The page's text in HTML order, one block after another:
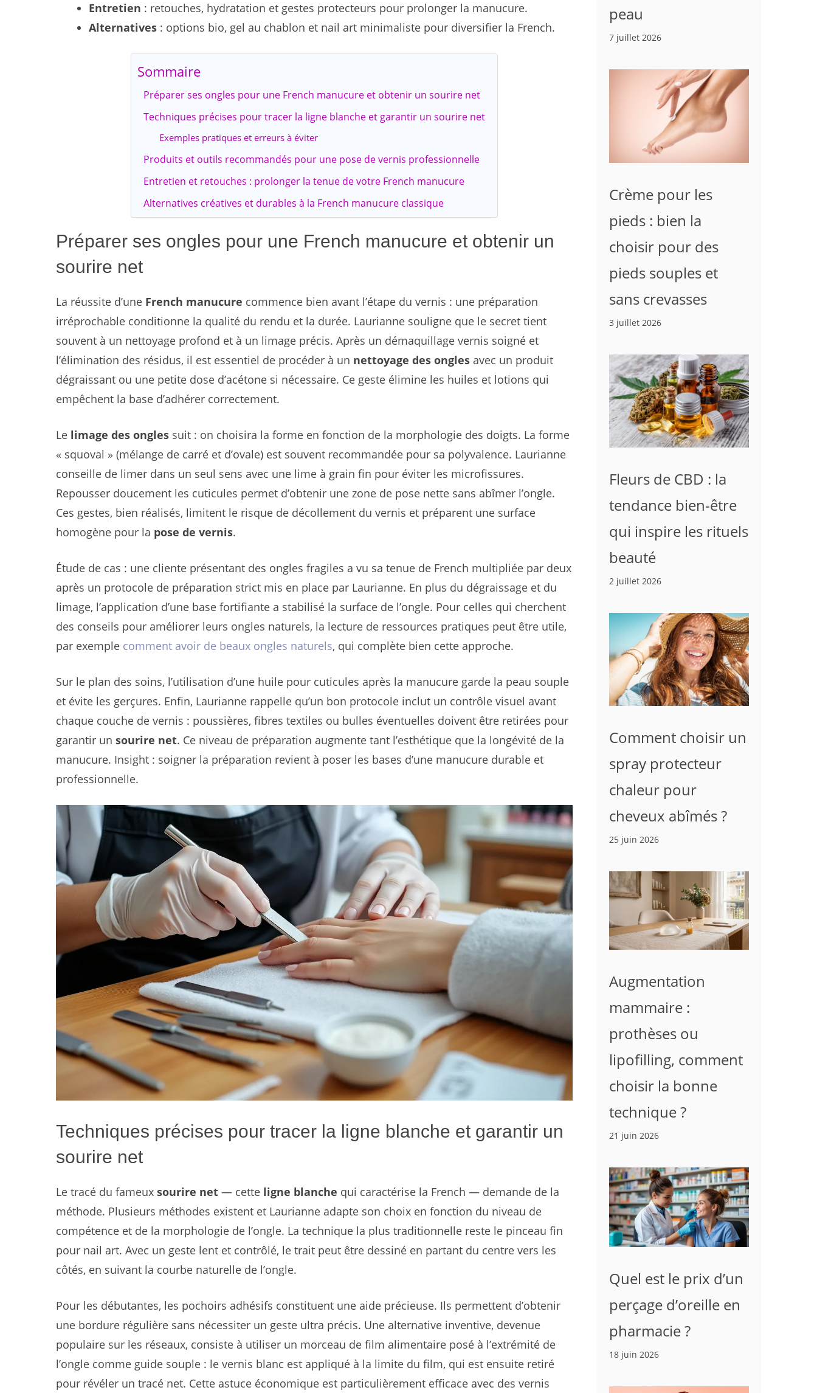
Entretien : retouches, hydratation et gestes protecteurs pour prolonger la manucure.
Alternatives : options bio, gel au chablon et nail art minimaliste pour diversifier la French.
Sommaire
Préparer ses ongles pour une French manucure et obtenir un sourire net
Techniques précises pour tracer la ligne blanche et garantir un sourire net
Exemples pratiques et erreurs à éviter
Produits et outils recommandés pour une pose de vernis professionnelle
Entretien et retouches : prolonger la tenue de votre French manucure
Alternatives créatives et durables à la French manucure classique
Préparer ses ongles pour une French manucure et obtenir un
sourire net
La réussite d’une French manucure commence bien avant l’étape du vernis : une préparation
irréprochable conditionne la qualité du rendu et la durée. Laurianne souligne que le secret tient
souvent à un nettoyage profond et à un limage précis. Après un démaquillage vernis soigné et
l’élimination des résidus, il est essentiel de procéder à un nettoyage des ongles avec un produit
dégraissant ou une petite dose d’acétone si nécessaire. Ce geste élimine les huiles et lotions qui
empêchent la base d’adhérer correctement.
Le limage des ongles suit : on choisira la forme en fonction de la morphologie des doigts. La forme
« squoval » (mélange de carré et d’ovale) est souvent recommandée pour sa polyvalence. Laurianne
conseille de limer dans un seul sens avec une lime à grain fin pour éviter les microfissures.
Repousser doucement les cuticules permet d’obtenir une zone de pose nette sans abîmer l’ongle.
Ces gestes, bien réalisés, limitent le risque de décollement du vernis et préparent une surface
homogène pour la pose de vernis.
Étude de cas : une cliente présentant des ongles fragiles a vu sa tenue de French multipliée par deux
après un protocole de préparation strict mis en place par Laurianne. En plus du dégraissage et du
limage, l’application d’une base fortifiante a stabilisé la surface de l’ongle. Pour celles qui cherchent
des conseils pour améliorer leurs ongles naturels, la lecture de ressources pratiques peut être utile,
par exemple comment avoir de beaux ongles naturels, qui complète bien cette approche.
Sur le plan des soins, l’utilisation d’une huile pour cuticules après la manucure garde la peau souple
et évite les gerçures. Enfin, Laurianne rappelle qu’un bon protocole inclut un contrôle visuel avant
chaque couche de vernis : poussières, fibres textiles ou bulles éventuelles doivent être retirées pour
garantir un sourire net. Ce niveau de préparation augmente tant l’esthétique que la longévité de la
manucure. Insight : soigner la préparation revient à poser les bases d’une manucure durable et
professionnelle.
Techniques précises pour tracer la ligne blanche et garantir un
sourire net
Le tracé du fameux sourire net — cette ligne blanche qui caractérise la French — demande de la
méthode. Plusieurs méthodes existent et Laurianne adapte son choix en fonction du niveau de
compétence et de la morphologie de l’ongle. La technique la plus traditionnelle reste le pinceau fin
pour nail art. Avec un geste lent et contrôlé, le trait peut être dessiné en partant du centre vers les
côtés, en suivant la courbe naturelle de l’ongle.
Pour les débutantes, les pochoirs adhésifs constituent une aide précieuse. Ils permettent d’obtenir
une bordure régulière sans nécessiter un geste ultra précis. Une alternative inventive, devenue
populaire sur les réseaux, consiste à utiliser un morceau de film alimentaire posé à l’extrémité de
l’ongle comme guide souple : le vernis blanc est appliqué à la limite du film, qui est ensuite retiré
pour révéler un tracé net. Cette astuce économique est particulièrement efficace avec des vernis
peau
7 juillet 2026
Crème pour les
pieds : bien la
choisir pour des
pieds souples et
sans crevasses
3 juillet 2026
Fleurs de CBD : la
tendance bien-être
qui inspire les rituels
beauté
2 juillet 2026
Comment choisir un
spray protecteur
chaleur pour
cheveux abîmés ?
25 juin 2026
Augmentation
mammaire :
prothèses ou
lipofilling, comment
choisir la bonne
technique ?
21 juin 2026
Quel est le prix d’un
perçage d’oreille en
pharmacie ?
18 juin 2026